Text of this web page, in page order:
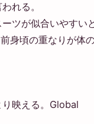
れる。
ツが似合いやすい
身頃の重なりが体
映える。Global